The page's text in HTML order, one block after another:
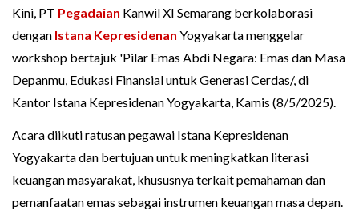
Kini, PT Pegadaian Kanwil XI Semarang berkolaborasi
dengan Istana Kepresidenan Yogyakarta menggelar
workshop bertajuk 'Pilar Emas Abdi Negara: Emas dan Masa
Depanmu, Edukasi Finansial untuk Generasi Cerdas/, di
Kantor Istana Kepresidenan Yogyakarta, Kamis (8/5/2025).
Acara diikuti ratusan pegawai Istana Kepresidenan
Yogyakarta dan bertujuan untuk meningkatkan literasi
keuangan masyarakat, khususnya terkait pemahaman dan
pemanfaatan emas sebagai instrumen keuangan masa depan.